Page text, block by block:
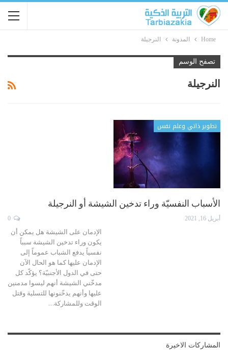
Home المدونة النرجيلة
تصفح الوسم
النرجيلة
تطوير ذاتي وعلم نفس
الأسباب النفسيّة وراء تدخين الشيشة أو النرجيلة
أبريل 16, 2021
الإدمان على الشيشة هل يمكن أن
يكون وراء تدخين الشيشة سبباً
نفسياً يدفع الشباب عموماً إلى
الإدمان عليها كما هو الحال الآن
حتى في الدول الأجنبيّة؟ يؤكّد كل
مدخّني الشيشة أنهم ليسوا مدمنين
عليها وأنهم يدخّنونها للتسلية وقتل
الوقت وللمشاركة…
المشاركات الاخيرة